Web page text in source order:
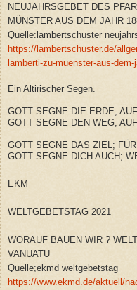
NEUJAHRSGEBET DES
MÜNSTER AUS DEM JAHR
Quelle:lambertschuster
https://lambertschuster.de/
lamberti-zu-muenster-aus-dem-
Ein Altirischer Segen.
GOTT SEGNE DIE ERDE;
GOTT SEGNE DEN WEG;
GOTT SEGNE DAS ZIEL;
GOTT SEGNE DICH AUCH;
EKM
WELTGEBETSTAG 2021
WORAUF BAUEN WIR ?
VANUATU
Quelle;ekmd weltgebetstag
https://www.ekmd.de/aktuell/